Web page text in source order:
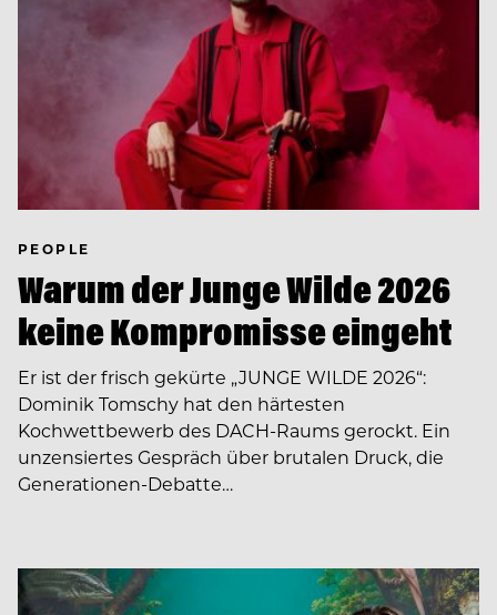
PEOPLE
Warum der Junge Wilde 2026
keine Kompromisse eingeht
Er ist der frisch gekürte „JUNGE WILDE 2026“:
Dominik Tomschy hat den härtesten
Kochwettbewerb des DACH-Raums gerockt. Ein
unzensiertes Gespräch über brutalen Druck, die
Generationen-Debatte…